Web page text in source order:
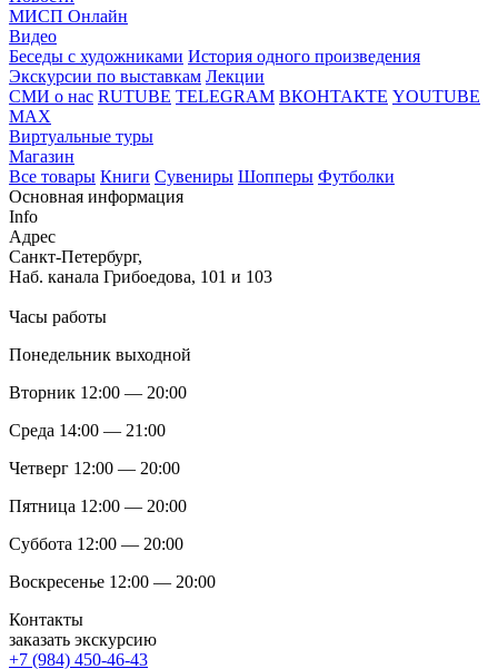
МИСП Онлайн
Видео
Беседы с художниками История одного произведения
Экскурсии по выставкам Лекции
СМИ о нас RUTUBE TELEGRAM ВКОНТАКТЕ YOUTUBE
MAX
Виртуальные туры
Магазин
Все товары Книги Сувениры Шопперы Футболки
Основная информация
Info
Адрес
Санкт-Петербург,
Наб. канала Грибоедова, 101 и 103
Часы работы
Понедельник выходной
Вторник 12:00 — 20:00
Среда 14:00 — 21:00
Четверг 12:00 — 20:00
Пятница 12:00 — 20:00
Суббота 12:00 — 20:00
Воскресенье 12:00 — 20:00
Контакты
заказать экскурсию
+7 (984) 450-46-43